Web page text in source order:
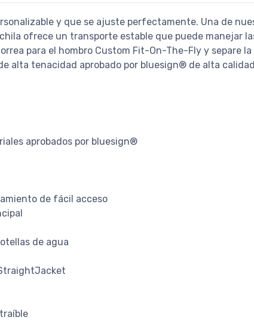
y que se ajuste perfectamente. Una de
ofrece un transporte estable que puede manejar
para el hombro Custom Fit-On-The-Fly y separe
alta tenacidad aprobado por bluesign® de alta calidad
aprobados por bluesign®
de fácil acceso
de agua